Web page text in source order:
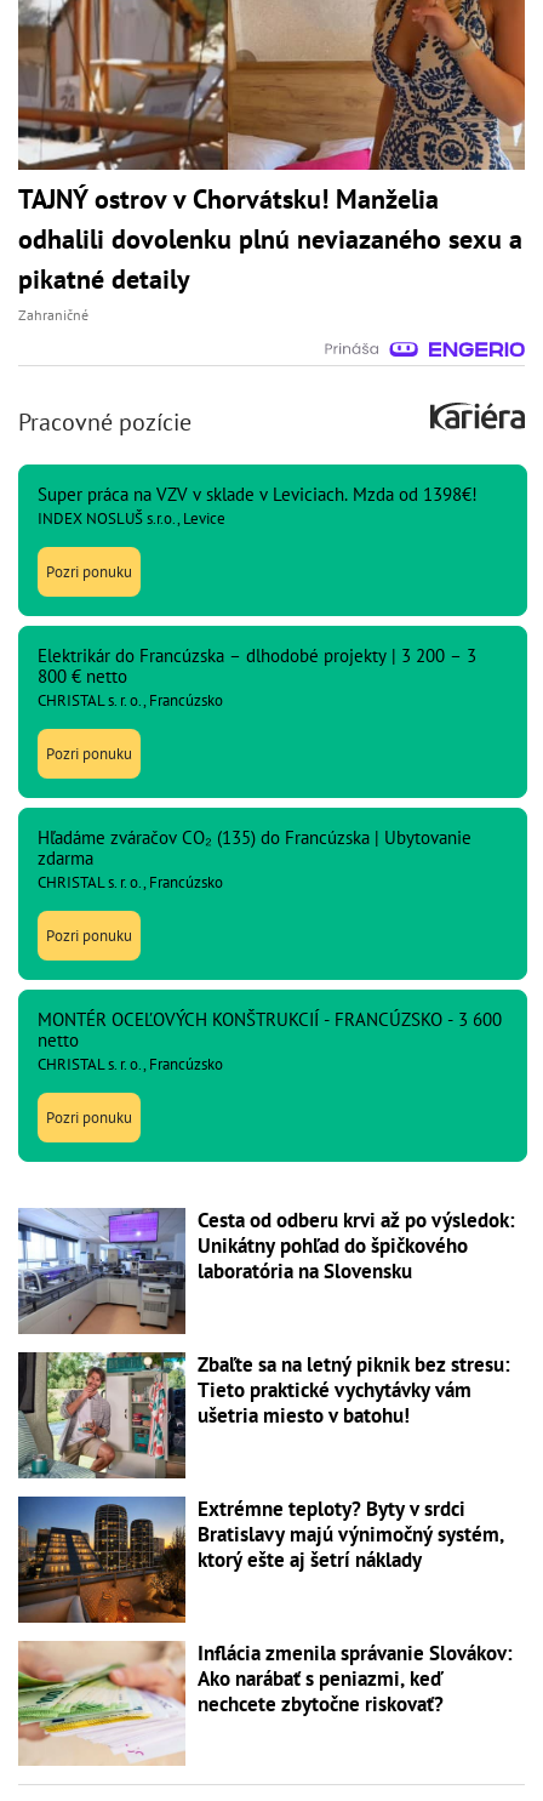
TAJNÝ ostrov v Chorvátsku! Manželia
odhalili dovolenku plnú neviazaného sexu a
pikatné detaily
Zahraničné
Pracovné pozície
Super práca na VZV v sklade v Leviciach. Mzda od 1398€!
INDEX NOSLUŠ s.r.o., Levice
Pozri ponuku
Elektrikár do Francúzska – dlhodobé projekty | 3 200 – 3
800 € netto
CHRISTAL s. r. o., Francúzsko
Pozri ponuku
Hľadáme zváračov CO₂ (135) do Francúzska | Ubytovanie
zdarma
CHRISTAL s. r. o., Francúzsko
Pozri ponuku
MONTÉR OCEĽOVÝCH KONŠTRUKCIÍ - FRANCÚZSKO - 3 600
netto
CHRISTAL s. r. o., Francúzsko
Pozri ponuku
Cesta od odberu krvi až po výsledok:
Unikátny pohľad do špičkového
laboratória na Slovensku
Zbaľte sa na letný piknik bez stresu:
Tieto praktické vychytávky vám
ušetria miesto v batohu!
Extrémne teploty? Byty v srdci
Bratislavy majú výnimočný systém,
ktorý ešte aj šetrí náklady
Inflácia zmenila správanie Slovákov:
Ako narábať s peniazmi, keď
nechcete zbytočne riskovať?